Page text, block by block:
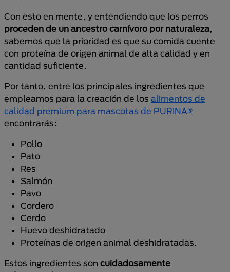
Con esto en mente, y entendiendo que los perros
proceden de un ancestro carnívoro por naturaleza,
sabemos que la prioridad es que su comida cuente
con proteína de origen animal de alta calidad y en
cantidad suficiente.
Por tanto, entre los principales ingredientes que
empleamos para la creación de los alimentos de
calidad premium para mascotas de PURINA®
encontrarás:
Pollo
Pato
Res
Salmón
Pavo
Cordero
Cerdo
Huevo deshidratado
Proteínas de origen animal deshidratadas.
Estos ingredientes son cuidadosamente